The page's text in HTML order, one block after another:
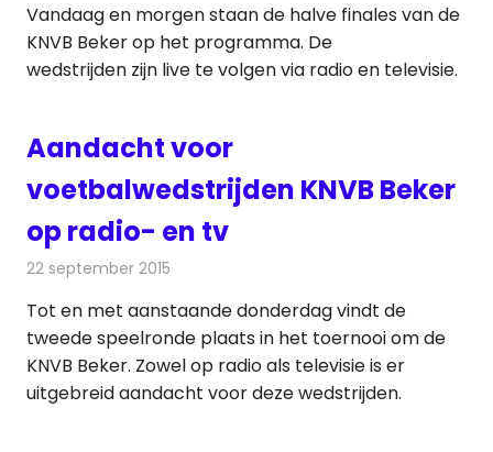
Vandaag en morgen staan de halve finales van de
KNVB Beker op het programma. De
wedstrijden zijn live te volgen via radio en televisie.
Aandacht voor
voetbalwedstrijden KNVB Beker
op radio- en tv
22 september 2015
Tot en met aanstaande donderdag vindt de
tweede speelronde plaats in het toernooi om de
KNVB Beker. Zowel op radio als televisie is er
uitgebreid aandacht voor deze wedstrijden.